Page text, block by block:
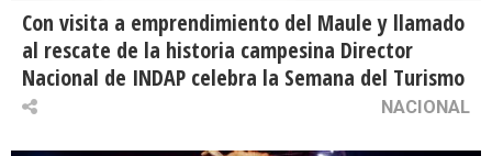
Con visita a emprendimiento del Maule y llamado
al rescate de la historia campesina Director
Nacional de INDAP celebra la Semana del Turismo
NACIONAL